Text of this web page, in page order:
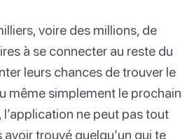
voire des millions, de
à se connecter au reste du
leurs chances de trouver le
même simplement le prochain
l’application ne peut pas tout
trouvé quelqu’un qui te